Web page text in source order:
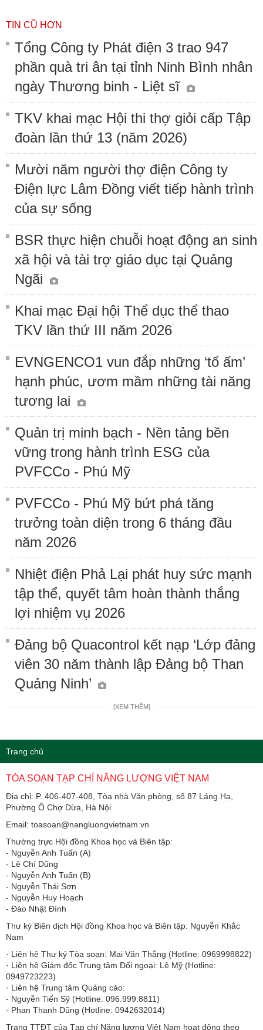
TIN CŨ HƠN
Tổng Công ty Phát điện 3 trao 947
phần quà tri ân tại tỉnh Ninh Bình nhân
ngày Thương binh - Liệt sĩ
TKV khai mạc Hội thi thợ giỏi cấp Tập
đoàn lần thứ 13 (năm 2026)
Mười năm người thợ điện Công ty
Điện lực Lâm Đồng viết tiếp hành trình
của sự sống
BSR thực hiện chuỗi hoạt động an sinh
xã hội và tài trợ giáo dục tại Quảng
Ngãi
Khai mạc Đại hội Thể dục thể thao
TKV lần thứ III năm 2026
EVNGENCO1 vun đắp những ‘tổ ấm’
hạnh phúc, ươm mầm những tài năng
tương lai
Quản trị minh bạch - Nền tảng bền
vững trong hành trình ESG của
PVFCCo - Phú Mỹ
PVFCCo - Phú Mỹ bứt phá tăng
trưởng toàn diện trong 6 tháng đầu
năm 2026
Nhiệt điện Phả Lại phát huy sức mạnh
tập thể, quyết tâm hoàn thành thắng
lợi nhiệm vụ 2026
Đảng bộ Quacontrol kết nạp ‘Lớp đảng
viên 30 năm thành lập Đảng bộ Than
Quảng Ninh’
[XEM THÊM]
Trang chủ
TÒA SOẠN TẠP CHÍ NĂNG LƯỢNG VIỆT NAM
Địa chỉ: P. 406-407-408, Tòa nhà Văn phòng, số 87 Láng Hạ,
Phường Ô Chợ Dừa, Hà Nội
Email: toasoan@nangluongvietnam.vn
Thường trực Hội đồng Khoa học và Biên tập:
​​​​​​- Nguyễn Anh Tuấn (A)
- Lê Chí Dũng
- Nguyễn Anh Tuấn (B)
- Nguyễn Thái Sơn
- Nguyễn Huy Hoạch
- Đào Nhật Đình
Thư ký Biên dịch Hội đồng Khoa học và Biên tập: Nguyễn Khắc
Nam
· Liên hệ Thư ký Tòa soạn: Mai Văn Thắng (Hotline: 0969998822)
· Liên hệ Giám đốc Trung tâm Đối ngoại: Lê Mỹ (Hotline:
0949723223)
· Liên hệ Trung tâm Quảng cáo:
- Nguyễn Tiến Sỹ (Hotline: 096.999.8811)
- Phan Thanh Dũng (Hotline: 0942632014)
Trang TTĐT của Tạp chí Năng lượng Việt Nam hoạt động theo